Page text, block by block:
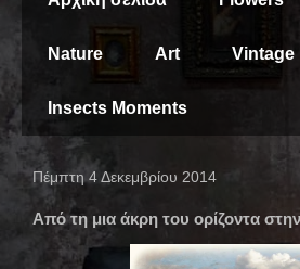
Nature Art Vintage
Insects Moments
Πέμπτη 4 Δεκεμβρίου 2014
Από τη μια άκρη του ορίζοντα